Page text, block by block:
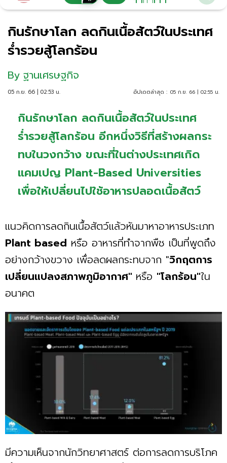
กินรักษาโลก ลดกินเนื้อสัตว์ในประเทศ
ร่ำรวยสู้โลกร้อน
By ฐานเศรษฐกิจ
05 ก.ย. 66 | 02:53 น. อัปเดตล่าสุด : 05 ก.ย. 66 | 02:55 น.
กินรักษาโลก ลดกินเนื้อสัตว์ในประเทศ
ร่ำรวยสู้โลกร้อน อีกหนึ่งวิธีที่สร้างผลกระ
ทบในวงกว้าง ขณะที่ในต่างประเทศเกิด
แคมเปญ Plant-Based Universities
เพื่อให้เปลี่ยนไปใช้อาหารปลอดเนื้อสัตว์
แนวคิดการลดกินเนื้อสัตว์แล้วหันมาหาอาหารประเภท
Plant based หรือ อาหารที่ทำจากพืช เป็นที่พูดถึง
อย่างกว้างขวาง เพื่อลดผลกระทบจาก "วิกฤตการ
เปลี่ยนแปลงสภาพภูมิอากาศ" หรือ "โลกร้อน"ใน
อนาคต
มีความเห็นจากนักวิทยาศาสตร์ ต่อการลดการบริโภค